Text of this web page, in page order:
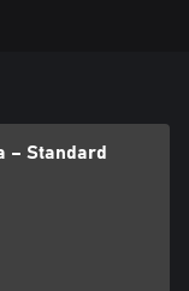
– Standard